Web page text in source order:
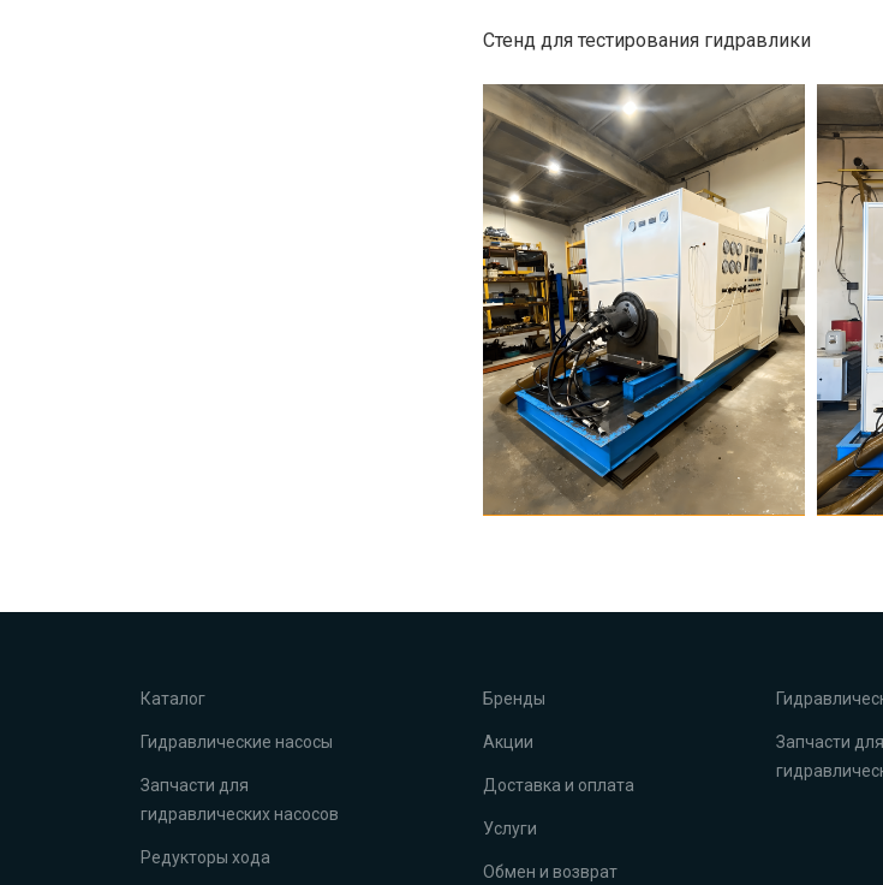
Стенд для тестирования гидравлики
Каталог
Гидравлические насосы
Запчасти для
гидравлических насосов
Редукторы хода
Бренды
Акции
Доставка и оплата
Услуги
Обмен и возврат
Запчасти для